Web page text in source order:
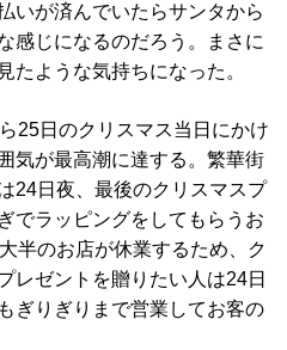
いが済んでいたらサンタから
感じになるのだろう。まさに
たような気持ちになった。
25日のクリスマス当日にかけ
気が最高潮に達する。繁華街
24日夜、最後のクリスマスプ
でラッピングをしてもらうお
半のお店が休業するため、ク
レゼントを贈りたい人は24日
ぎりぎりまで営業してお客の